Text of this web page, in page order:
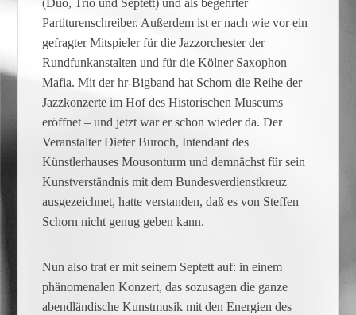
(Duo, Trio und Septett) und als begehrter
Partiturenschreiber. Außerdem ist er nach wie vor ein
gefragter Mitspieler für die Jazzorchester der
Rundfunkanstalten und für die Kölner Saxophon
Mafia. Mit der hr-Bigband hat Schorn die Reihe der
Jazzkonzerte im Hof des Historischen Museums
eröffnet – und jetzt war er schon wieder da. Der
Veranstalter Dieter Buroch, Intendant des
Künstlerhauses Mousonturm und demnächst für sein
Kunstverständnis mit dem Bundesverdienstkreuz
ausgezeichnet, hatte verstanden, daß es von Steffen
Schorn nicht genug geben kann.
Nun also trat er mit seinem Septett auf: in einem
phänomenalen Konzert, das sozusagen die ganze
abendländische Kunstmusik mit den Energien des